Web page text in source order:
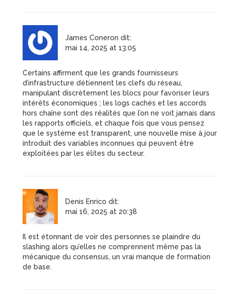
James Coneron dit:
mai 14, 2025 at 13:05
Certains affirment que les grands fournisseurs
d’infrastructure détiennent les clefs du réseau,
manipulant discrètement les blocs pour favoriser leurs
intérêts économiques ; les logs cachés et les accords
hors chaîne sont des réalités que l’on ne voit jamais dans
les rapports officiels, et chaque fois que vous pensez
que le système est transparent, une nouvelle mise à jour
introduit des variables inconnues qui peuvent être
exploitées par les élites du secteur.
Denis Enrico dit:
mai 16, 2025 at 20:38
Il est étonnant de voir des personnes se plaindre du
slashing alors qu’elles ne comprennent même pas la
mécanique du consensus, un vrai manque de formation
de base.